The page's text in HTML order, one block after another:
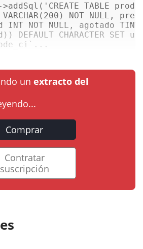
>addSql ('CREATE TABLE
200 ) NOT NULL,
INT NOT NULL, agotado
DEFAULT CHARACTER SET
un extracto del
Comprar
Contratar
suscripción